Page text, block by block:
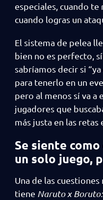
especiales, cuando
cuando logras un
El sistema de pelea
bien no es perfecto,
sabríamos decir si
para tenerlo en un
pero al menos sí va a
jugadores que
más justa en las retas
Se siente
un solo juego,
Una de las
tiene Naruto x